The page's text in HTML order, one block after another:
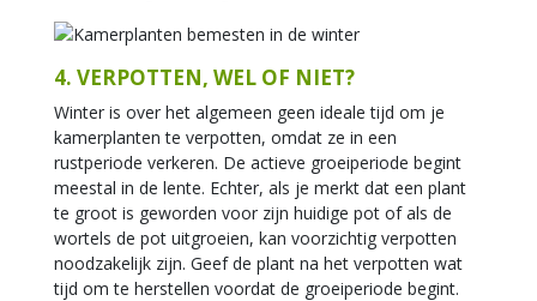
4. VERPOTTEN, WEL OF NIET?
Winter is over het algemeen geen ideale tijd om je
kamerplanten te verpotten, omdat ze in een
rustperiode verkeren. De actieve groeiperiode begint
meestal in de lente. Echter, als je merkt dat een plant
te groot is geworden voor zijn huidige pot of als de
wortels de pot uitgroeien, kan voorzichtig verpotten
noodzakelijk zijn. Geef de plant na het verpotten wat
tijd om te herstellen voordat de groeiperiode begint.